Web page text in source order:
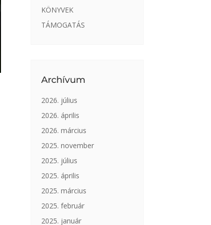
KÖNYVEK
TÁMOGATÁS
Archívum
2026. július
2026. április
2026. március
2025. november
2025. július
2025. április
2025. március
2025. február
2025. január